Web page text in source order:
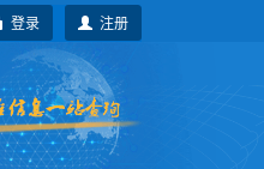
注册
登录